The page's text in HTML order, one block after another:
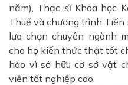
năm), Thạc sĩ Khoa học
Thuế và chương trình
lựa chọn chuyên ngành
cho họ kiến thức thật tốt
hào vì sở hữu cơ sở vật
viên tốt nghiệp cao.